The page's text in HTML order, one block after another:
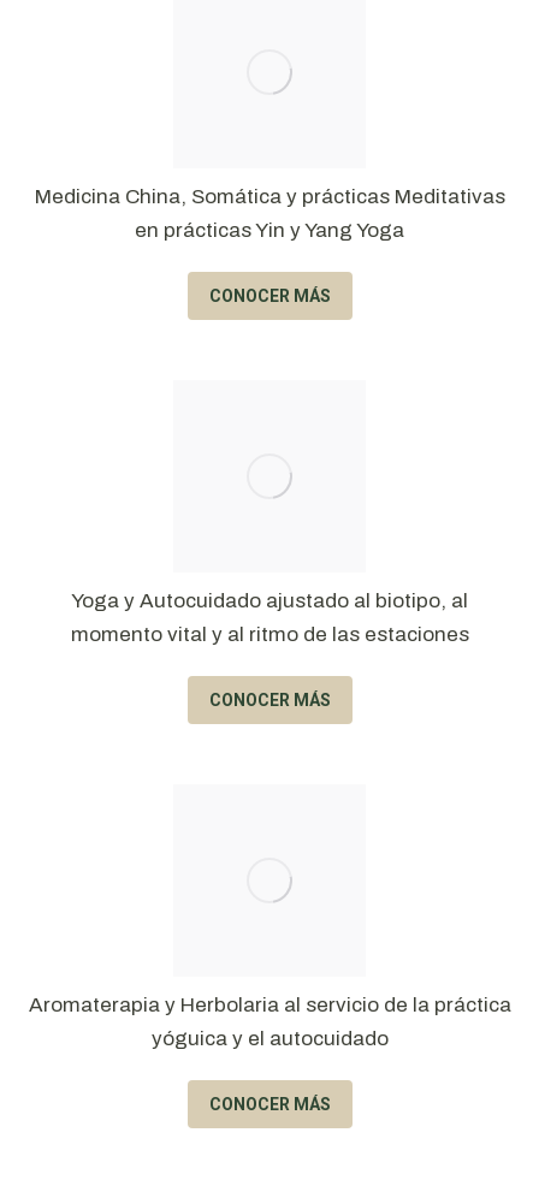
Medicina China, Somática y prácticas Meditativas
en prácticas Yin y Yang Yoga
CONOCER MÁS
Yoga y Autocuidado ajustado al biotipo, al
momento vital y al ritmo de las estaciones
CONOCER MÁS
Aromaterapia y Herbolaria al servicio de la práctica
yóguica y el autocuidado
CONOCER MÁS